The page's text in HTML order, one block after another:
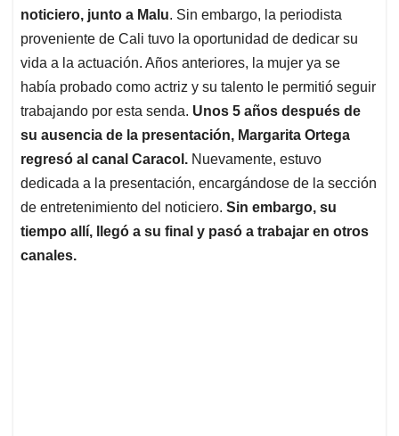
noticiero, junto a Malu. Sin embargo, la periodista
proveniente de Cali tuvo la oportunidad de dedicar su
vida a la actuación. Años anteriores, la mujer ya se
había probado como actriz y su talento le permitió seguir
trabajando por esta senda. Unos 5 años después de
su ausencia de la presentación, Margarita Ortega
regresó al canal Caracol. Nuevamente, estuvo
dedicada a la presentación, encargándose de la sección
de entretenimiento del noticiero. Sin embargo, su
tiempo allí, llegó a su final y pasó a trabajar en otros
canales.